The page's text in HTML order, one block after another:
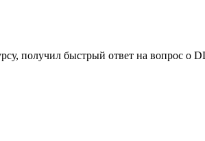
получил быстрый ответ на вопрос о